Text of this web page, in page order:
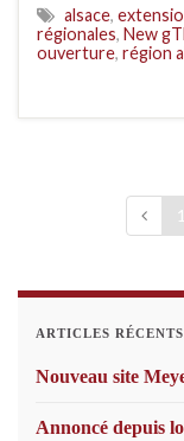
alsace,
régionales, New
ouverture, région
1
ARTICLES RÉCENTS
Nouveau site
Annoncé depuis